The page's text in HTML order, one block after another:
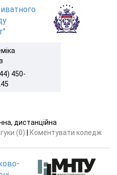
450-
дистанційна
(0)
Коментувати коледж